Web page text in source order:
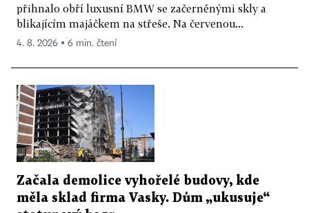
přihnalo obří luxusní BMW se začerněnými skly a
blikajícím majáčkem na střeše. Na červenou...
4. 8. 2026 ▪ 6 min. čtení
Začala demolice vyhořelé budovy, kde
měla sklad firma Vasky. Dům „ukusuje“